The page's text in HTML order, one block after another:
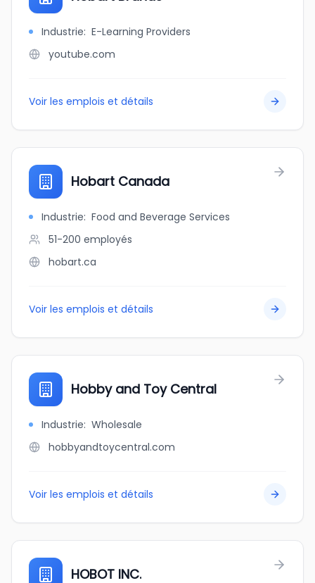
Industrie: E-Learning Providers
youtube.com
Voir les emplois et détails
Hobart Canada
Industrie: Food and Beverage Services
51-200 employés
hobart.ca
Voir les emplois et détails
Hobby and Toy Central
Industrie: Wholesale
hobbyandtoycentral.com
Voir les emplois et détails
HOBOT INC.